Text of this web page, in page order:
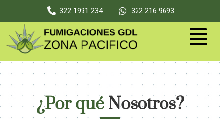
322 1991 234 322 216 9693
¿Por quéNosotros?